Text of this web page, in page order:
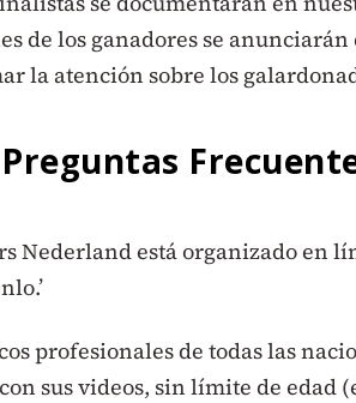
de los ganadores se anunciarán
la atención sobre los
Nederland está organizado en
profesionales de todas las
sus videos, sin límite de edad